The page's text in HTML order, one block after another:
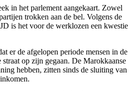
in het parlement aangekaart. Zowel
trokken aan de bel. Volgens de
is het voor de werklozen een kwestie
er de afgelopen periode mensen in de
straat op zijn gegaan. De Marokkaanse
hebben, zitten sinds de sluiting van